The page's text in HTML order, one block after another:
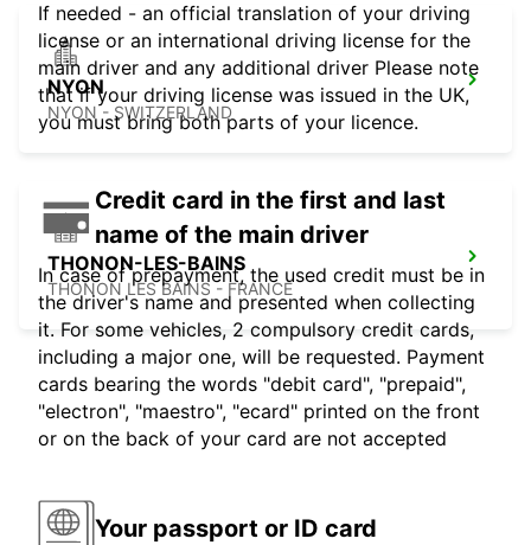
NYON
NYON - SWITZERLAND
THONON-LES-BAINS
THONON LES BAINS - FRANCE
If needed - an official translation of your driving
license or an international driving license for the
main driver and any additional driver Please note
that if your driving license was issued in the UK,
you must bring both parts of your licence.
Credit card in the first and last
name of the main driver
In case of prepayment, the used credit must be in
the driver's name and presented when collecting
it. For some vehicles, 2 compulsory credit cards,
including a major one, will be requested. Payment
cards bearing the words "debit card", "prepaid",
"electron", "maestro", "ecard" printed on the front
or on the back of your card are not accepted
Your passport or ID card